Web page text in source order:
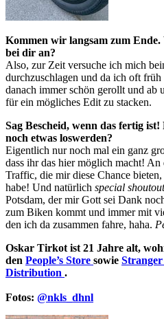
Kommen wir langsam zum Ende.
bei dir an?
Also, zur Zeit versuche ich mich
durchzuschlagen und da ich oft
danach immer schön gerollt und ab
für ein mögliches Edit zu stacken.
Sag Bescheid, wenn das fertig
noch etwas loswerden?
Eigentlich nur noch mal ein ganz
dass ihr das hier möglich macht!
Traffic, die mir diese Chance
habe! Und natürlich special shoutout
Potsdam, der mir Gott sei Dank
zum Biken kommt und immer mit
den ich da zusammen fahre, haha.
Oskar Tirkot ist 21 Jahre alt,
den People’s Store sowie Stranger
Distribution .​
Fotos: @nkls_dhnl